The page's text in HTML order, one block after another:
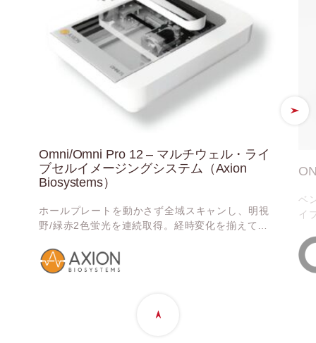
Omni/Omni Pro 12 – マルチウェル・ライ
ブセルイメージングシステム（Axion
Biosystems）
ホールプレートを動かさず全域スキャンし、明視
野/緑赤2色蛍光を連続取得。経時変化を揃えて、
ベ
イ